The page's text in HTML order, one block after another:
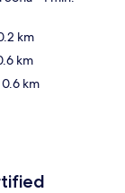
km
km
km